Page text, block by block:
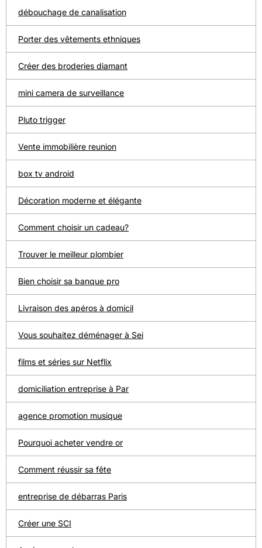
débouchage de canalisation
Porter des vêtements ethniques
Créer des broderies diamant
mini camera de surveillance
Pluto trigger
Vente immobilière reunion
box tv android
Décoration moderne et élégante
Comment choisir un cadeau?
Trouver le meilleur plombier
Bien choisir sa banque pro
Livraison des apéros à domicil
Vous souhaitez déménager à Sei
films et séries sur Netflix
domiciliation entreprise à Par
agence promotion musique
Pourquoi acheter vendre or
Comment réussir sa fête
entreprise de débarras Paris
Créer une SCI